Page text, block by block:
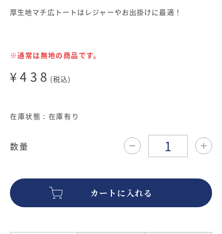
厚生地マチ広トートはレジャーやお出掛けに最適！
※通常は無地の商品です。
¥438 (税込)
在庫状態 : 在庫有り
数量
カートに入れる